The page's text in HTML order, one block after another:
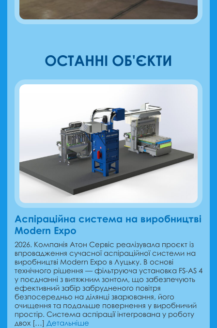
ОСТАННІ ОБ'ЄКТИ
Аспіраційна система на виробництві
Modern Expo
2026. Компанія Атон Сервіс реалізувала проєкт із
впровадження сучасної аспіраційної системи на
виробництві Modern Expo в Луцьку. В основі
технічного рішення — фільтруюча установка FS-AS 4
у поєднанні з витяжним зонтом, що забезпечують
ефективний забір забрудненого повітря
безпосередньо на ділянці зварювання, його
очищення та подальше повернення у виробничий
простір. Система аспірації інтегрована у роботу
двох […] Детальніше